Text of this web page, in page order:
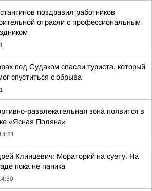
поздравил работников
отрасли с профессиональным
под Судаком спасли туриста, который
спуститься с обрыва
развлекательная зона появится в
«Ясная Поляна»
Клинцевич: Мораторий на суету. На
пока не паника